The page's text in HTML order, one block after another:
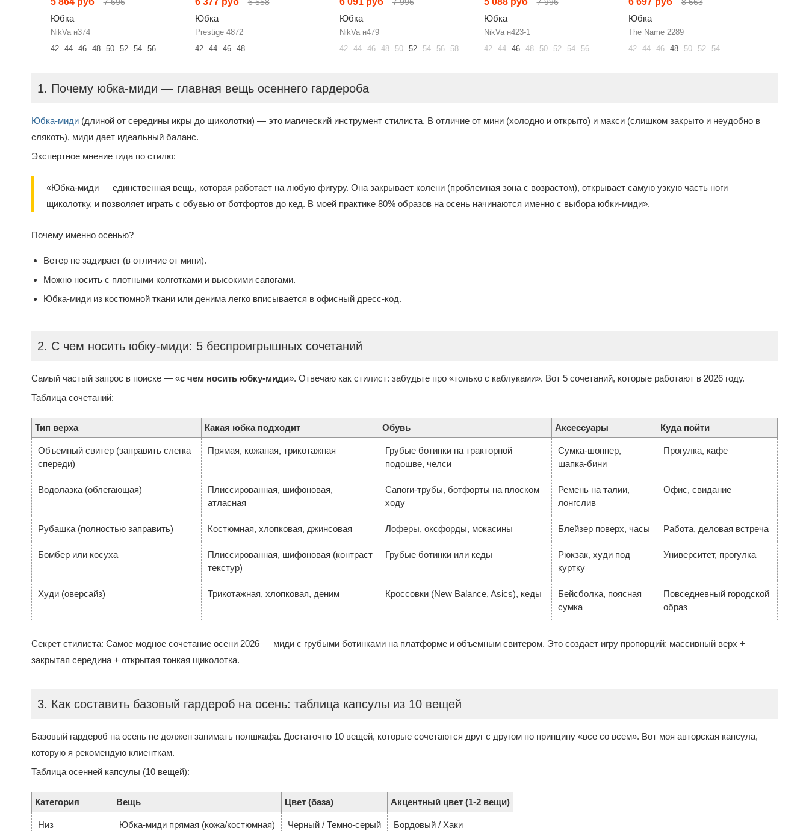
7 696
Юбка
NikVa н374
42
44 46 48 50 52 54 56
6 558
Юбка
Prestige 4872
42
44 46 48
7 996
Юбка
NikVa н479
42 44 46 48 50 52 54 56 58
7 996
Юбка
NikVa н423-1
42 44 46 48 50 52 54 56
8 663
Юбка
The Name 2289
42 44 46 48 50 52 54
1. Почему юбка-миди — главная вещь осеннего гардероба
Юбка-миди (длиной от середины икры до щиколотки) — это магический инструмент стилиста. В отличие от мини (холодно и открыто) и макси (слишком закрыто и неудобно в
слякоть), миди дает идеальный баланс.
Экспертное мнение гида по стилю:
«Юбка-миди — единственная вещь, которая работает на любую фигуру. Она закрывает колени (проблемная зона с возрастом), открывает самую узкую часть ноги —
щиколотку, и позволяет играть с обувью от ботфортов до кед. В моей практике 80% образов на осень начинаются именно с выбора юбки-миди».
Почему именно осенью?
Ветер не задирает (в отличие от мини).
Можно носить с плотными колготками и высокими сапогами.
Юбка-миди из костюмной ткани или денима легко вписывается в офисный дресс-код.
2. С чем носить юбку-миди: 5 беспроигрышных сочетаний
Самый частый запрос в поиске — «с чем носить юбку-миди». Отвечаю как стилист: забудьте про «только с каблуками». Вот 5 сочетаний, которые работают в 2026 году.
Таблица сочетаний:
Тип верха Какая юбка подходит Обувь Аксессуары Куда пойти
Объемный свитер (заправить слегка
спереди)
Прямая, кожаная, трикотажная
Грубые ботинки на тракторной
подошве, челси
Сумка-шоппер,
шапка-бини
Прогулка, кафе
Водолазка (облегающая)
Плиссированная, шифоновая,
атласная
Сапоги-трубы, ботфорты на плоском
ходу
Ремень на талии,
лонгслив
Офис, свидание
Рубашка (полностью заправить) Костюмная, хлопковая, джинсовая Лоферы, оксфорды, мокасины Блейзер поверх, часы Работа, деловая встреча
Бомбер или косуха
Плиссированная, шифоновая (контраст
текстур)
Грубые ботинки или кеды
Рюкзак, худи под
куртку
Университет, прогулка
Худи (оверсайз) Трикотажная, хлопковая, деним Кроссовки (New Balance, Asics), кеды
Бейсболка, поясная
сумка
Повседневный городской
образ
Секрет стилиста: Самое модное сочетание осени 2026 — миди с грубыми ботинками на платформе и объемным свитером. Это создает игру пропорций: массивный верх +
закрытая середина + открытая тонкая щиколотка.
3. Как составить базовый гардероб на осень: таблица капсулы из 10 вещей
Базовый гардероб на осень не должен занимать полшкафа. Достаточно 10 вещей, которые сочетаются друг с другом по принципу «все со всем». Вот моя авторская капсула,
которую я рекомендую клиенткам.
Таблица осенней капсулы (10 вещей):
Категория Вещь Цвет (база) Акцентный цвет (1-2 вещи)
Низ Юбка-миди прямая (кожа/костюмная) Черный / Темно-серый Бордовый / Хаки